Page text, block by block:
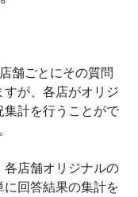
舗ごとにその質問
が、各店がオリジ
集計を行うことがで
各店舗オリジナルの
回答結果の集計を